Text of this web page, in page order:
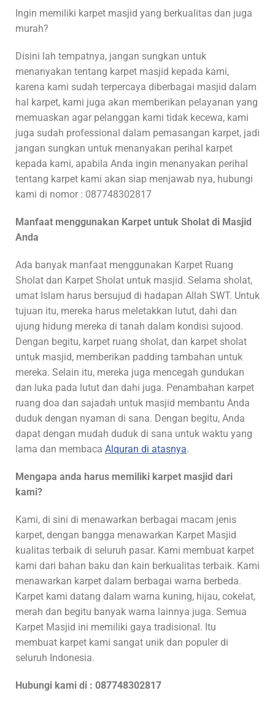
Ingin memiliki karpet masjid yang berkualitas dan juga
murah?
Disini lah tempatnya, jangan sungkan untuk
menanyakan tentang karpet masjid kepada kami,
karena kami sudah terpercaya diberbagai masjid dalam
hal karpet, kami juga akan memberikan pelayanan yang
memuaskan agar pelanggan kami tidak kecewa, kami
juga sudah professional dalam pemasangan karpet, jadi
jangan sungkan untuk menanyakan perihal karpet
kepada kami, apabila Anda ingin menanyakan perihal
tentang karpet kami akan siap menjawab nya, hubungi
kami di nomor : 087748302817
Manfaat menggunakan Karpet untuk Sholat di Masjid
Anda
Ada banyak manfaat menggunakan Karpet Ruang
Sholat dan Karpet Sholat untuk masjid. Selama sholat,
umat Islam harus bersujud di hadapan Allah SWT. Untuk
tujuan itu, mereka harus meletakkan lutut, dahi dan
ujung hidung mereka di tanah dalam kondisi sujood.
Dengan begitu, karpet ruang sholat, dan karpet sholat
untuk masjid, memberikan padding tambahan untuk
mereka. Selain itu, mereka juga mencegah gundukan
dan luka pada lutut dan dahi juga. Penambahan karpet
ruang doa dan sajadah untuk masjid membantu Anda
duduk dengan nyaman di sana. Dengan begitu, Anda
dapat dengan mudah duduk di sana untuk waktu yang
lama dan membaca Alquran di atasnya.
Mengapa anda harus memiliki karpet masjid dari
kami?
Kami, di sini di menawarkan berbagai macam jenis
karpet, dengan bangga menawarkan Karpet Masjid
kualitas terbaik di seluruh pasar. Kami membuat karpet
kami dari bahan baku dan kain berkualitas terbaik. Kami
menawarkan karpet dalam berbagai warna berbeda.
Karpet kami datang dalam warna kuning, hijau, cokelat,
merah dan begitu banyak warna lainnya juga. Semua
Karpet Masjid ini memiliki gaya tradisional. Itu
membuat karpet kami sangat unik dan populer di
seluruh Indonesia.
Hubungi kami di : 087748302817